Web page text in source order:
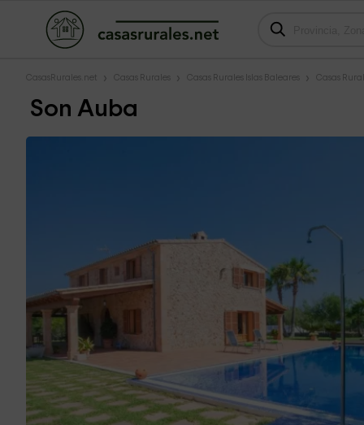
CasasRurales.net Casas Rurales Casas Rurales Islas Baleares Casas
Son Auba